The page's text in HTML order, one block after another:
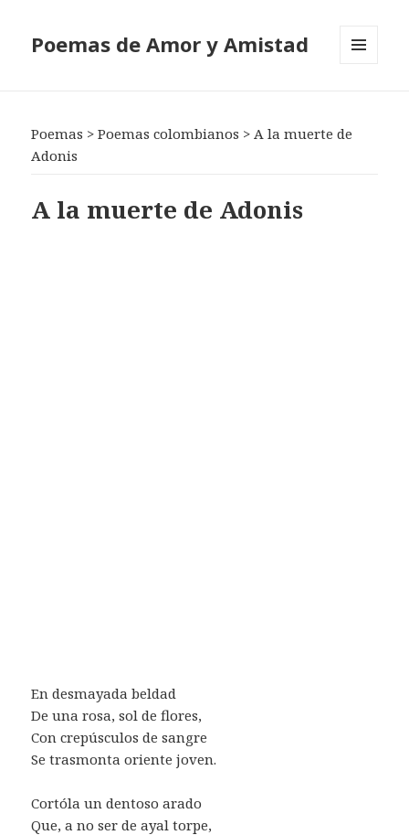
Poemas de Amor y Amistad
Poemas >Poemas colombianos >A la muerte de
Adonis
A la muerte de Adonis
En desmayada beldad
De una rosa, sol de flores,
Con crepúsculos de sangre
Se trasmonta oriente joven.
Cortóla un dentoso arado
Que, a no ser de ayal torpe,